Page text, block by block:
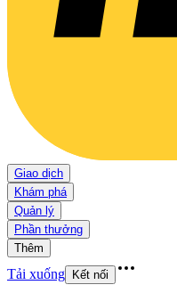
Giao dịch
Khám phá
Quản lý
Phần thưởng
Thêm
Tải xuống Kết nối